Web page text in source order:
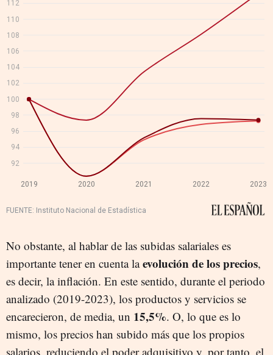
No obstante, al hablar de las subidas salariales es
importante tener en cuenta laevolución de los precios,
es decir, la inflación. En este sentido, durante el periodo
analizado (2019-2023), los productos y servicios se
encarecieron, de media, un 15,5%. O, lo que es lo
mismo, los precios han subido más que los propios
salarios, reduciendo el poder adquisitivo y, por tanto, el